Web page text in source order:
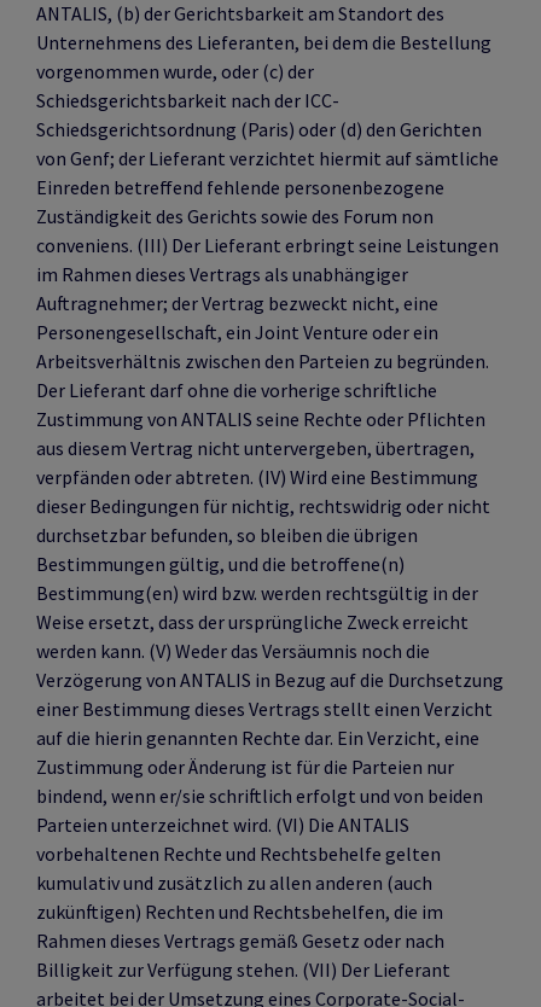
ANTALIS, (b) der Gerichtsbarkeit am Standort des
Unternehmens des Lieferanten, bei dem die Bestellung
vorgenommen wurde, oder (c) der
Schiedsgerichtsbarkeit nach der ICC-
Schiedsgerichtsordnung (Paris) oder (d) den Gerichten
von Genf; der Lieferant verzichtet hiermit auf sämtliche
Einreden betreffend fehlende personenbezogene
Zuständigkeit des Gerichts sowie des Forum non
conveniens. (III) Der Lieferant erbringt seine Leistungen
im Rahmen dieses Vertrags als unabhängiger
Auftragnehmer; der Vertrag bezweckt nicht, eine
Personengesellschaft, ein Joint Venture oder ein
Arbeitsverhältnis zwischen den Parteien zu begründen.
Der Lieferant darf ohne die vorherige schriftliche
Zustimmung von ANTALIS seine Rechte oder Pflichten
aus diesem Vertrag nicht untervergeben, übertragen,
verpfänden oder abtreten. (IV) Wird eine Bestimmung
dieser Bedingungen für nichtig, rechtswidrig oder nicht
durchsetzbar befunden, so bleiben die übrigen
Bestimmungen gültig, und die betroffene(n)
Bestimmung(en) wird bzw. werden rechtsgültig in der
Weise ersetzt, dass der ursprüngliche Zweck erreicht
werden kann. (V) Weder das Versäumnis noch die
Verzögerung von ANTALIS in Bezug auf die Durchsetzung
einer Bestimmung dieses Vertrags stellt einen Verzicht
auf die hierin genannten Rechte dar. Ein Verzicht, eine
Zustimmung oder Änderung ist für die Parteien nur
bindend, wenn er/sie schriftlich erfolgt und von beiden
Parteien unterzeichnet wird. (VI) Die ANTALIS
vorbehaltenen Rechte und Rechtsbehelfe gelten
kumulativ und zusätzlich zu allen anderen (auch
zukünftigen) Rechten und Rechtsbehelfen, die im
Rahmen dieses Vertrags gemäß Gesetz oder nach
Billigkeit zur Verfügung stehen. (VII) Der Lieferant
arbeitet bei der Umsetzung eines Corporate-Social-